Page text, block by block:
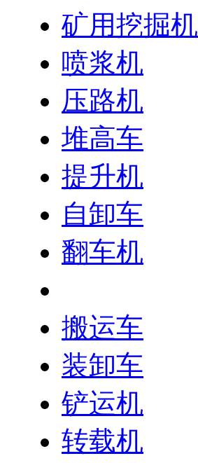
矿用挖掘机
喷浆机
压路机
堆高车
提升机
自卸车
翻车机
搬运车
装卸车
铲运机
转载机